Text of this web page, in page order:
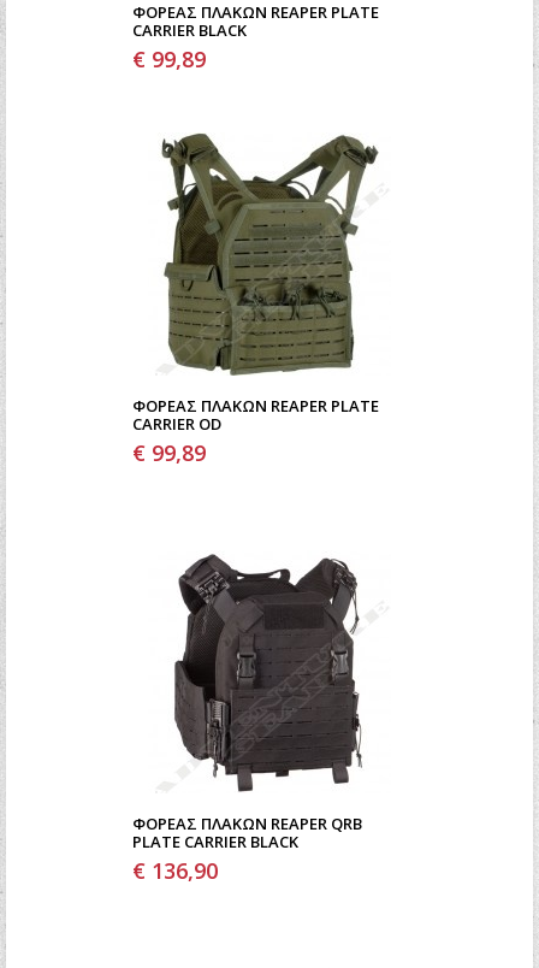
ΦΟΡΈΑΣ ΠΛΑΚΏΝ REAPER PLATE
CARRIER BLACK
€ 99,89
ΦΟΡΈΑΣ ΠΛΑΚΏΝ REAPER PLATE
CARRIER OD
€ 99,89
ΦΟΡΈΑΣ ΠΛΑΚΏΝ REAPER QRB
PLATE CARRIER BLACK
€ 136,90